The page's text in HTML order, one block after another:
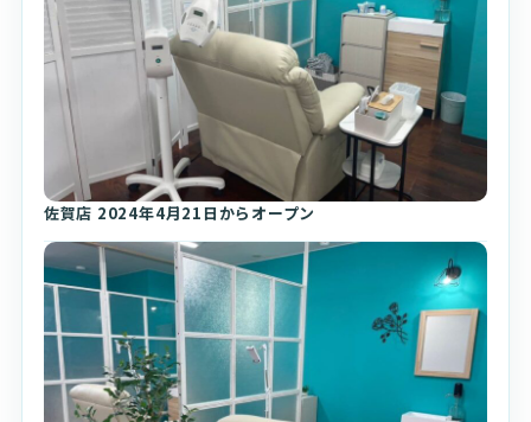
佐賀店 2024年4月21日からオープン